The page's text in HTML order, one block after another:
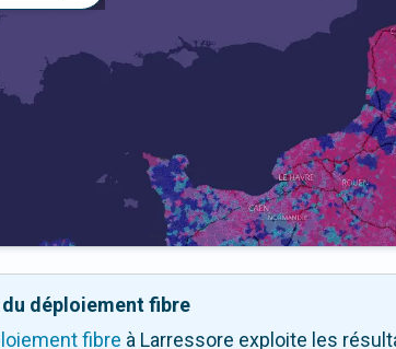
déploiement fibre
fibre à Larressore exploite les